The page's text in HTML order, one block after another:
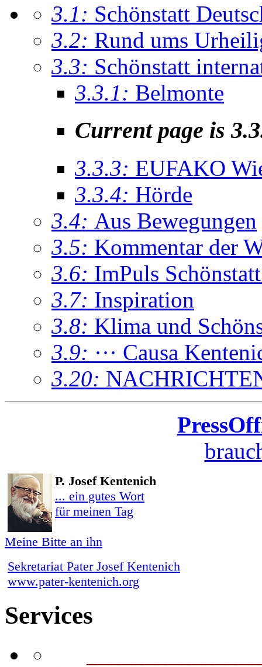
3.1: Schönstatt
3.2: Rund ums
3.3: Schönstatt
3.3.1: Belmonte
Current page is
3.3.3: EUFAKO
3.3.4: Hörde
3.4: Aus Bewegungen
3.5: Kommentar der
3.6: ImPuls
3.7: Inspiration
3.8: Klima und
3.9: ··· Causa
3.20:
P. Josef Kentenich
... ein gutes Wort
für meinen Tag
Meine Bitte an ihn
Sekretariat Pater Josef Kentenich
www.pater-kentenich.org
Services